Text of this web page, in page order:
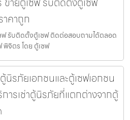
คาถูก
ฟ รับติดตั้งตู้เซฟ ติดต่อสอบถามได้ตลอด
พิจิตร โดย ตู้เซฟ
รภัยเอกชนและตู้เซฟเอกชน
การเช่าตู้นิรภัยที่แตกต่างจากตู้